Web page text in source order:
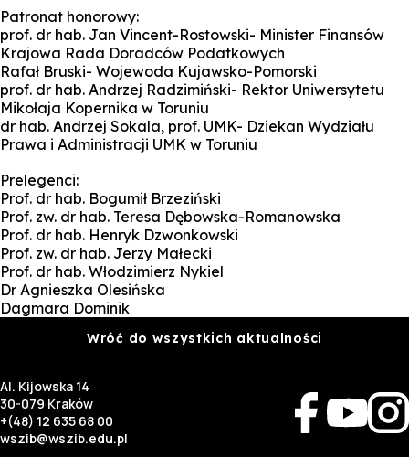
Patronat honorowy:
prof. dr hab. Jan Vincent-Rostowski- Minister Finansów
Krajowa Rada Doradców Podatkowych
Rafał Bruski- Wojewoda Kujawsko-Pomorski
prof. dr hab. Andrzej Radzimiński- Rektor Uniwersytetu
Mikołaja Kopernika w Toruniu
dr hab. Andrzej Sokala, prof. UMK- Dziekan Wydziału
Prawa i Administracji UMK w Toruniu
Prelegenci:
Prof. dr hab. Bogumił Brzeziński
Prof. zw. dr hab. Teresa Dębowska-Romanowska
Prof. dr hab. Henryk Dzwonkowski
Prof. zw. dr hab. Jerzy Małecki
Prof. dr hab. Włodzimierz Nykiel
Dr Agnieszka Olesińska
Dagmara Dominik
Wróć do wszystkich aktualności
Al. Kijowska 14
30-079 Kraków
+(48) 12 635 68 00
wszib@wszib.edu.pl